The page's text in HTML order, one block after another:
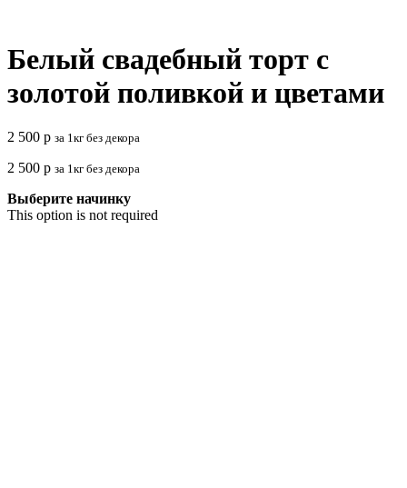
Белый свадебный торт с
золотой поливкой и цветами
2 500 р за 1кг без декора
2 500 р за 1кг без декора
Выберите начинку
This option is not required